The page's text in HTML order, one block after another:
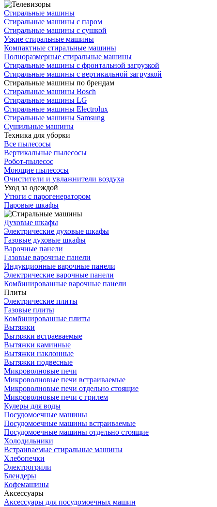
Стиральные машины
Стиральные машины с паром
Стиральные машины с сушкой
Узкие стиральные машины
Компактные стиральные машины
Полноразмерные стиральные машины
Стиральные машины с фронтальной загрузкой
Стиральные машины с вертикальной загрузкой
Стиральные машины по брендам
Стиральные машины Bosch
Стиральные машины LG
Стиральные машины Electrolux
Стиральные машины Samsung
Сушильные машины
Техника для уборки
Все пылесосы
Вертикальные пылесосы
Робот-пылесос
Моющие пылесосы
Очистители и увлажнители воздуха
Уход за одеждой
Утюги с парогенератором
Паровые шкафы
Духовые шкафы
Электрические духовые шкафы
Газовые духовые шкафы
Варочные панели
Газовые варочные панели
Индукционные варочные панели
Электрические варочные панели
Комбинированные варочные панели
Плиты
Электрические плиты
Газовые плиты
Комбинированные плиты
Вытяжки
Вытяжки встраеваемые
Вытяжки каминные
Вытяжки наклонные
Вытяжки подвесные
Микроволновые печи
Микроволновые печи встраиваемые
Микроволновые печи отдельно стоящие
Микроволновые печи с грилем
Кулеры для воды
Посудомоечные машины
Посудомоечные машины встраиваемые
Посудомоечные машины отдельно стоящие
Холодильники
Встраиваемые стиральные машины
Хлебопечки
Электрогрили
Блендеры
Кофемашины
Аксессуары
Аксессуары для посудомоечных машин